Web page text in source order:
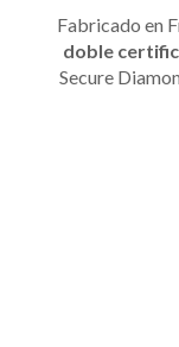
Fabricado en
doble
Secure